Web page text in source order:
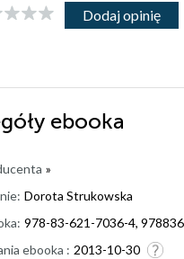
Dodaj opinię
ebooka
»
Dorota Strukowska
978-83-621-7036-4,
ebooka : 2013-10-30